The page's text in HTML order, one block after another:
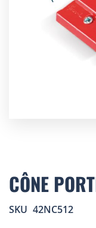
to
the
of
CÔNE
SKU 42NC512